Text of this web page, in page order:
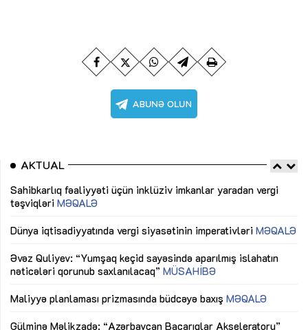
AKTUAL
Sahibkarlıq fəaliyyəti üçün inklüziv imkanlar yaradan vergi
təşviqləri MƏQALƏ
Dünya iqtisadiyyatında vergi siyasətinin imperativləri MƏQALƏ
Əvəz Quliyev: “Yumşaq keçid sayəsində aparılmış islahatın
nəticələri qorunub saxlanılacaq” MÜSAHİBƏ
Maliyyə planlaması prizmasında büdcəyə baxış MƏQALƏ
Gülminə Məlikzadə: “Azərbaycan Bacarıqlar Akseleratoru”